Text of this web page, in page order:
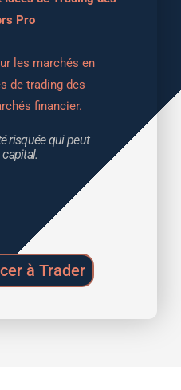
Pro
les marchés en
de trading des
financier.
risquée qui peut
à Trader